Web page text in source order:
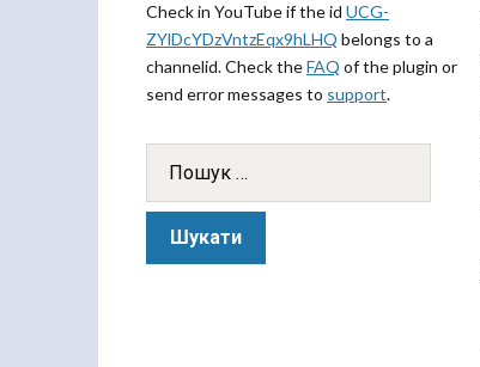
Check in YouTube if the id UCG-
ZYlDcYDzVntzEqx9hLHQ belongs to a
channelid. Check theFAQ of the plugin or
send error messages to support.